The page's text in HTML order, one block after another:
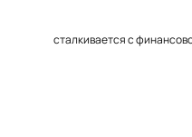
сталкивается с